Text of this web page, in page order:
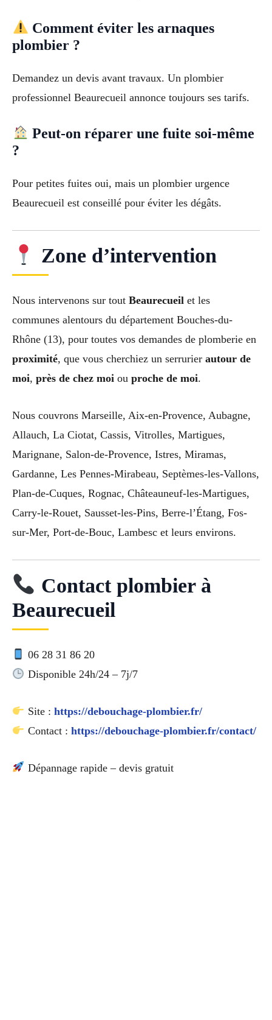
Comment éviter les arnaques
plombier ?
Demandez un devis avant travaux. Un plombier
professionnel Beaurecueil annonce toujours ses tarifs.
Peut-on réparer une fuite soi-même
?
Pour petites fuites oui, mais un plombier urgence
Beaurecueil est conseillé pour éviter les dégâts.
Zone d’intervention
Nous intervenons sur tout Beaurecueil et les
communes alentours du département Bouches-du-
Rhône (13), pour toutes vos demandes de plomberie en
proximité, que vous cherchiez un serrurier autour de
moi, près de chez moi ou proche de moi.
Nous couvrons Marseille, Aix-en-Provence, Aubagne,
Allauch, La Ciotat, Cassis, Vitrolles, Martigues,
Marignane, Salon-de-Provence, Istres, Miramas,
Gardanne, Les Pennes-Mirabeau, Septèmes-les-Vallons,
Plan-de-Cuques, Rognac, Châteauneuf-les-Martigues,
Carry-le-Rouet, Sausset-les-Pins, Berre-l’Étang, Fos-
sur-Mer, Port-de-Bouc, Lambesc et leurs environs.
Contact plombier à
Beaurecueil
06 28 31 86 20
Disponible 24h/24 – 7j/7
Site : https://debouchage-plombier.fr/
Contact : https://debouchage-plombier.fr/contact/
Dépannage rapide – devis gratuit